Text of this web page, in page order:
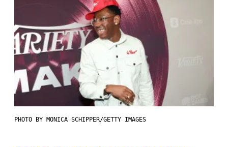
PHOTO BY MONICA SCHIPPER/GETTY IMAGES